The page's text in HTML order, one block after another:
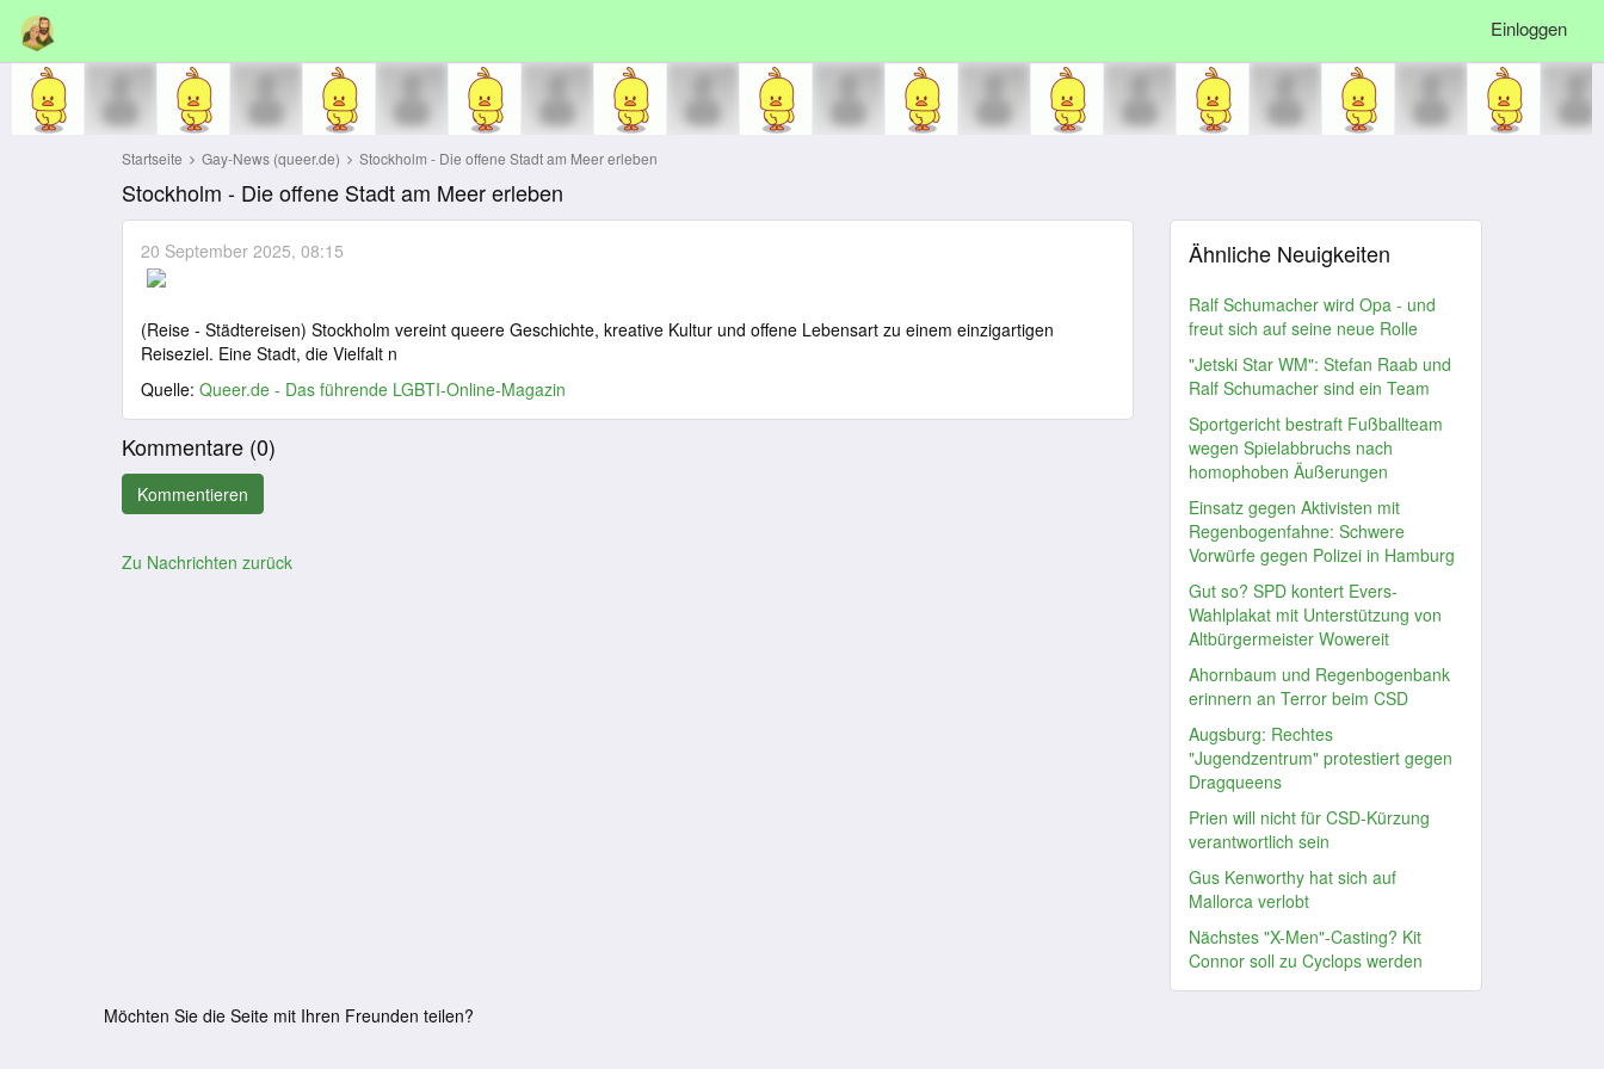
Einloggen
Startseite Gay-News (queer.de) Stockholm - Die offene Stadt am Meer erleben
Stockholm - Die offene Stadt am Meer erleben
20 September 2025, 08:15
(Reise - Städtereisen) Stockholm vereint queere Geschichte, kreative Kultur und offene Lebensart zu einem einzigartigen
Reiseziel. Eine Stadt, die Vielfalt n
Quelle: Queer.de - Das führende LGBTI-Online-Magazin
Kommentare (0)
Zu Nachrichten zurück
Ähnliche Neuigkeiten
Ralf Schumacher wird Opa - und
freut sich auf seine neue Rolle
"Jetski Star WM": Stefan Raab und
Ralf Schumacher sind ein Team
Sportgericht bestraft Fußballteam
wegen Spielabbruchs nach
homophoben Äußerungen
Einsatz gegen Aktivisten mit
Regenbogenfahne: Schwere
Vorwürfe gegen Polizei in Hamburg
Gut so? SPD kontert Evers-
Wahlplakat mit Unterstützung von
Altbürgermeister Wowereit
Ahornbaum und Regenbogenbank
erinnern an Terror beim CSD
Augsburg: Rechtes
"Jugendzentrum" protestiert gegen
Dragqueens
Prien will nicht für CSD-Kürzung
verantwortlich sein
Gus Kenworthy hat sich auf
Mallorca verlobt
Nächstes "X-Men"-Casting? Kit
Connor soll zu Cyclops werden
Möchten Sie die Seite mit Ihren Freunden teilen?